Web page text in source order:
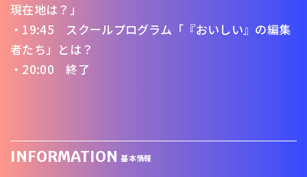
現在地は？」
・19:45 スクールプログラム「『おいしい』の編集
者たち」とは？
・20:00 終了
INFORMATION 基本情報